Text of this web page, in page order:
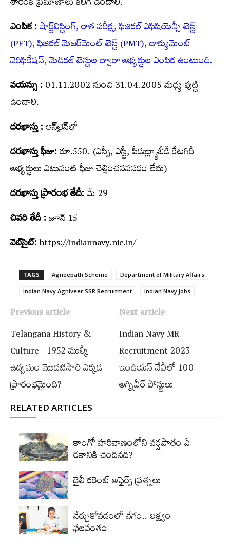
ఎంపిక :షార్ట్‌లిస్టింగ్, రాత పరీక్ష, ఫిజికల్ ఎఫిషియెన్సీ టెస్ట్
(PET), ఫిజికల్ మెజర్‌మెంట్ టెస్ట్ (PMT), డాక్యుమెంట్
వెరిఫికేషన్, మెడికల్ టెస్టుల ద్వారా అభ్య‌ర్థుల ఎంపిక ఉంటుంది.
వయస్సు :01.11.2002 నుంచి 31.04.2005 మధ్య పుట్టి
ఉండాలి.
దరఖాస్తు :ఆన్‌లైన్‌లో
దరఖాస్తు ఫీజు:రూ.550. (ఎస్సీ, ఎస్టీ, పీడబ్ల్యూబీడీ కేటగిరీ
అభ్యర్ధులు ఎటువంటి ఫీజు చెల్లించనవసరం లేదు)
దరఖాస్తు ప్రారంభ తేదీ:మే 29
చివరి తేదీ :జూన్ 15
వెబ్‌సైట్:https://indiannavy.nic.in/
TAGS Agneepath Scheme Department of Military Affairs
Indian Navy Agniveer SSR Recruitment Indian Navy jobs
Previous article
Telangana History &
Culture | 1952 ముల్కీ
ఉద్యమం మొదటిసారి ఎక్కడ
ప్రారంభమైంది?
Next article
Indian Navy MR
Recruitment 2023 |
ఇండియన్ నేవీలో 100
అగ్నివీర్ పోస్టులు
RELATED ARTICLES
కాంగో హరివాణంలోని వర్షపాతం ఏ
రకానికి చెందినది?
డైలీ కరెంట్‌ అఫైర్స్‌ ప్రశ్నలు
నేర్చుకోవడంలో వేగం.. లక్ష్యం
ఫలవంతం